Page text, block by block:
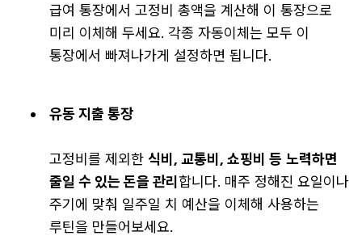
급여 통장에서 고정비 총액을 계산해 이 통장으로
미리 이체해 두세요. 각종 자동이체는 모두 이
통장에서 빠져나가게 설정하면 됩니다.
유동 지출 통장
고정비를 제외한 식비, 교통비, 쇼핑비 등 노력하면
줄일 수 있는 돈을 관리합니다. 매주 정해진 요일이나
주기에 맞춰 일주일 치 예산을 이체해 사용하는
루틴을 만들어보세요.